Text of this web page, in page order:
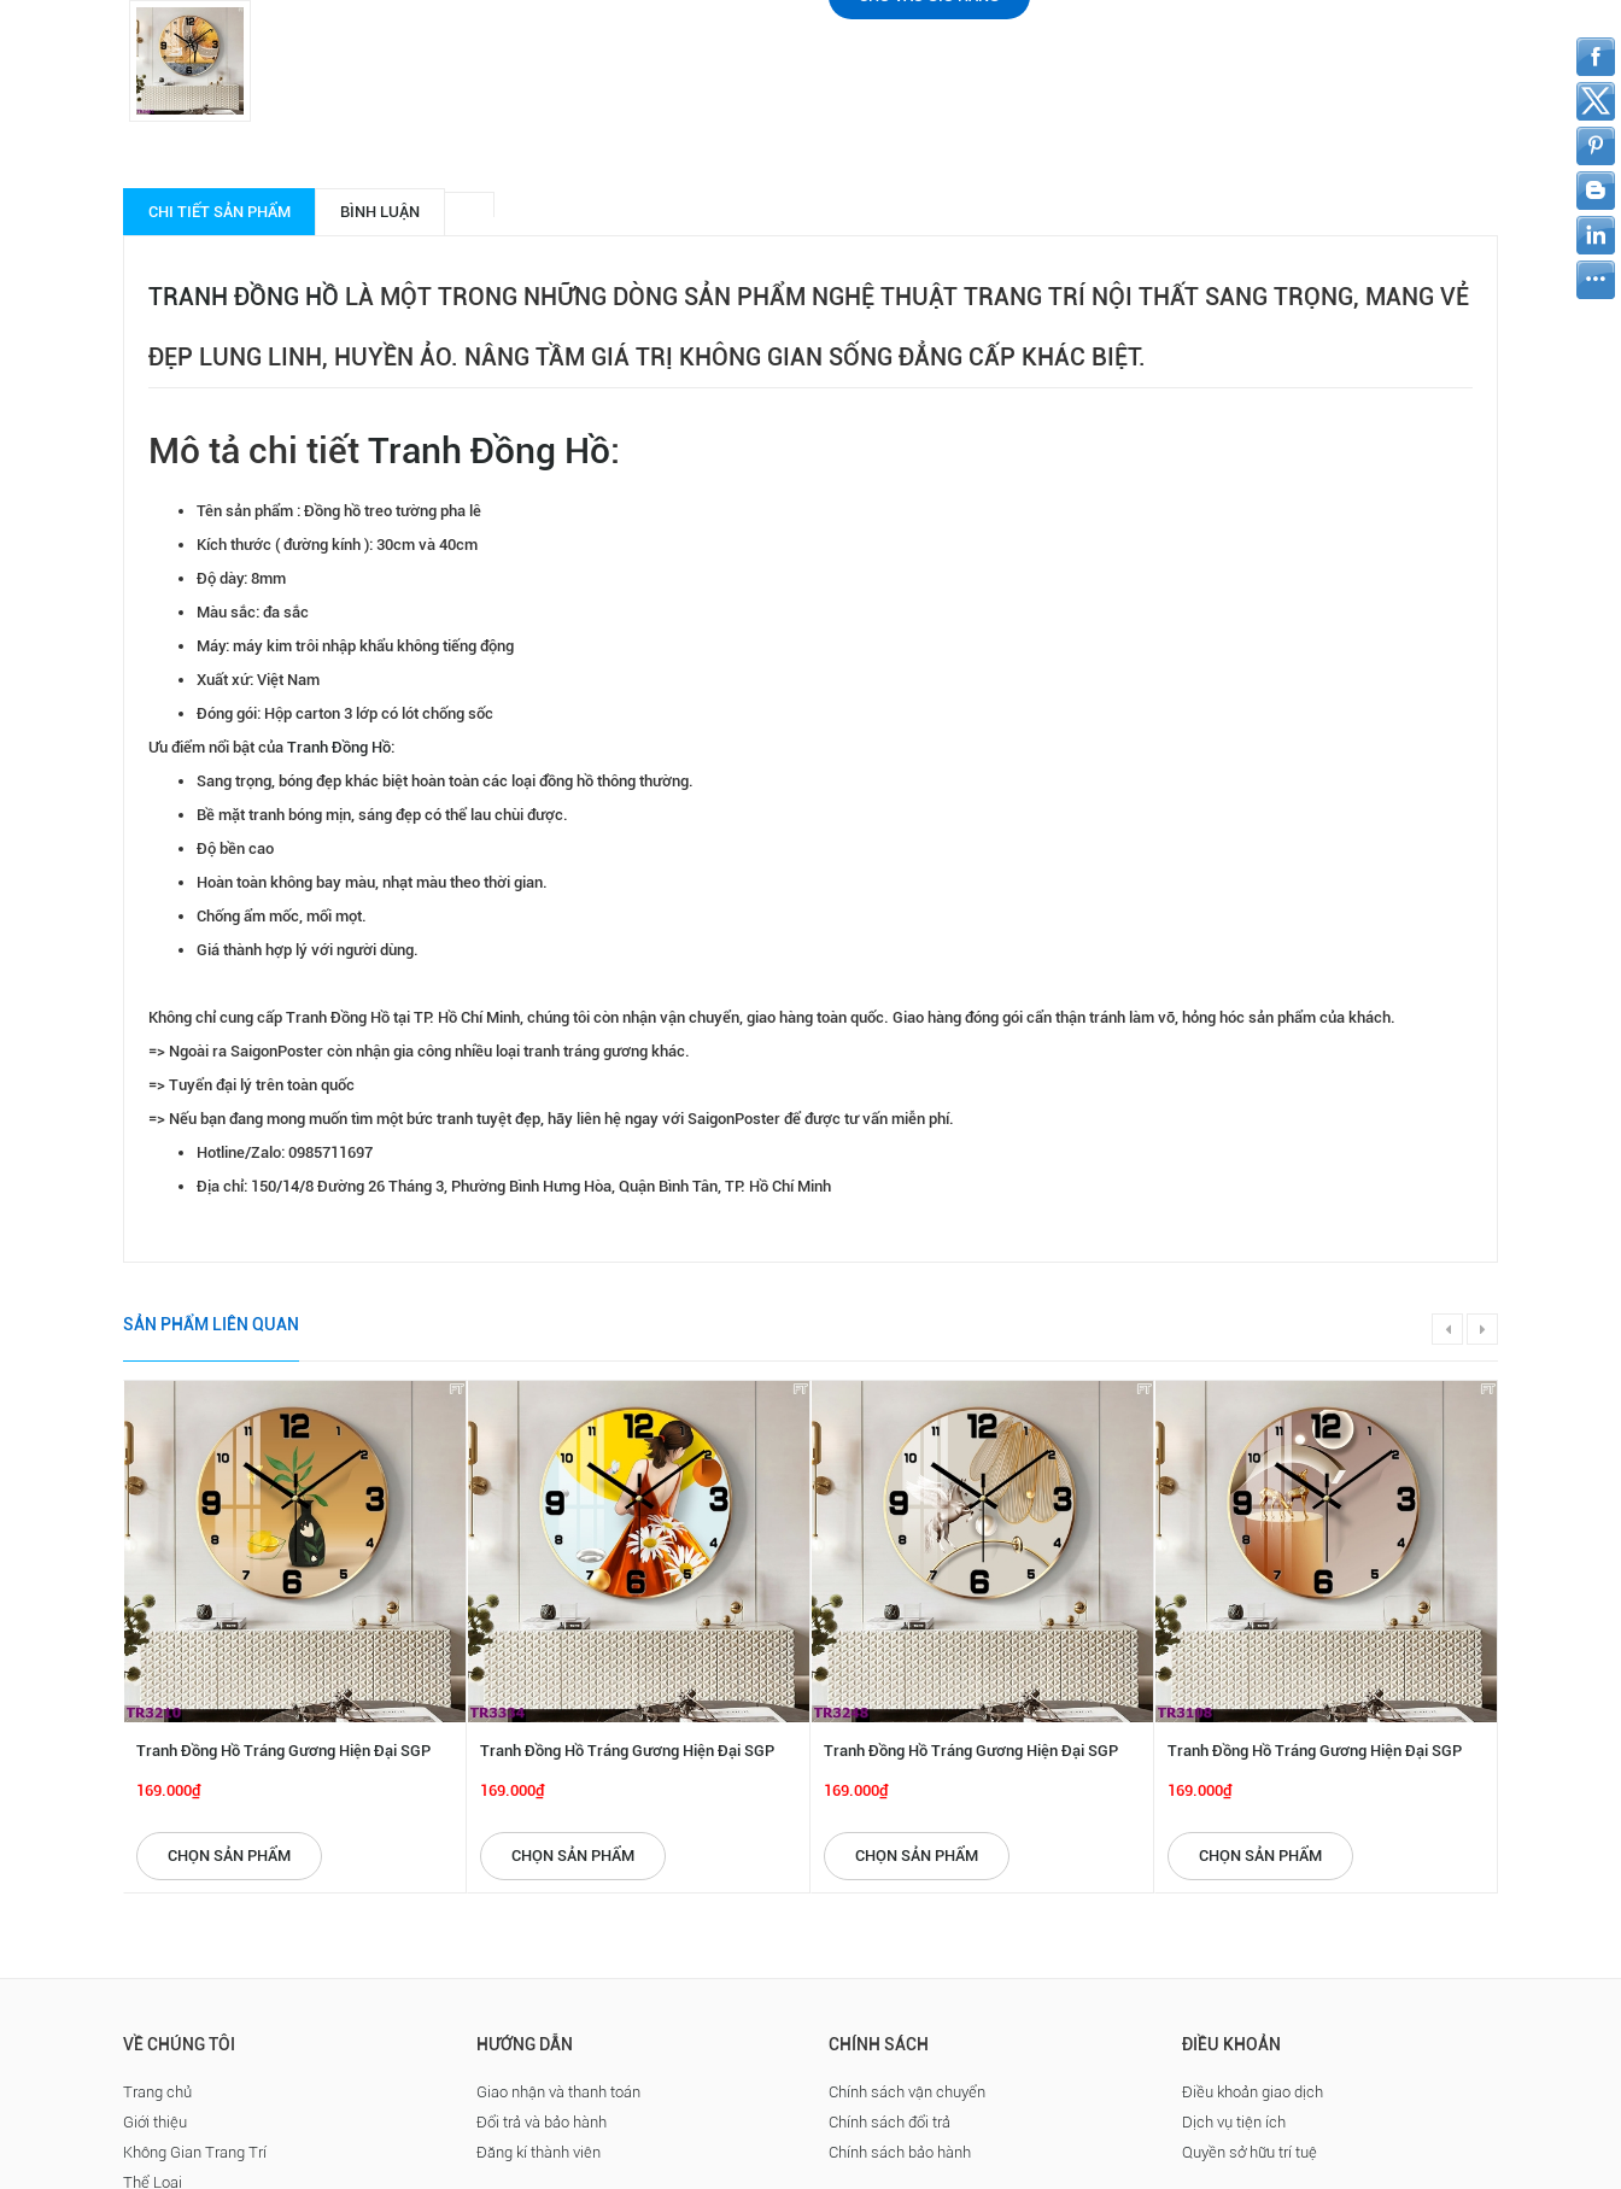
CHI TIẾT SẢN PHẨM BÌNH LUẬN
TRANH ĐỒNG HỒ LÀ MỘT TRONG NHỮNG DÒNG SẢN PHẨM NGHỆ THUẬT TRANG TRÍ NỘI THẤT SANG TRỌNG, MANG VẺ
ĐẸP LUNG LINH, HUYỀN ẢO. NÂNG TẦM GIÁ TRỊ KHÔNG GIAN SỐNG ĐẲNG CẤP KHÁC BIỆT.
Mô tả chi tiết Tranh Đồng Hồ:
Tên sản phẩm : Đồng hồ treo tường pha lê
Kích thước ( đường kính ): 30cm và 40cm
Độ dày: 8mm
Màu sắc: đa sắc
Máy: máy kim trôi nhập khẩu không tiếng động
Xuất xứ: Việt Nam
Đóng gói: Hộp carton 3 lớp có lót chống sốc
Ưu điểm nổi bật của Tranh Đồng Hồ:
Sang trọng, bóng đẹp khác biệt hoàn toàn các loại đồng hồ thông thường.
Bề mặt tranh bóng mịn, sáng đẹp có thể lau chùi được.
Độ bền cao
Hoàn toàn không bay màu, nhạt màu theo thời gian.
Chống ẩm mốc, mối mọt.
Giá thành hợp lý với người dùng.
Không chỉ cung cấp Tranh Đồng Hồ tại TP. Hồ Chí Minh, chúng tôi còn nhận vận chuyển, giao hàng toàn quốc. Giao hàng đóng gói cẩn thận tránh làm vỡ, hỏng hóc sản phẩm của khách.
=> Ngoài ra SaigonPoster còn nhận gia công nhiều loại tranh tráng gương khác.
=> Tuyển đại lý trên toàn quốc
=> Nếu bạn đang mong muốn tìm một bức tranh tuyệt đẹp, hãy liên hệ ngay với SaigonPoster để được tư vấn miễn phí.
Hotline/Zalo: 0985711697
Địa chỉ: 150/14/8 Đường 26 Tháng 3, Phường Bình Hưng Hòa, Quận Bình Tân, TP. Hồ Chí Minh
SẢN PHẨM LIÊN QUAN
Tranh Đồng Hồ Tráng Gương Hiện Đại SGP
3982
169.000₫
CHỌN SẢN PHẨM
Tranh Đồng Hồ Tráng Gương Hiện Đại SGP
3981
169.000₫
CHỌN SẢN PHẨM
Tranh Đồng Hồ Tráng Gương Hiện Đại SGP
3980
169.000₫
CHỌN SẢN PHẨM
Tranh Đồng Hồ Tráng Gương Hiện Đại SGP
3979
169.000₫
CHỌN SẢN PHẨM
VỀ CHÚNG TÔI
Trang chủ
Giới thiệu
Không Gian Trang Trí
Thể Loại
HƯỚNG DẪN
Giao nhận và thanh toán
Đổi trả và bảo hành
Đăng kí thành viên
CHÍNH SÁCH
Chính sách vận chuyển
Chính sách đổi trả
Chính sách bảo hành
ĐIỀU KHOẢN
Điều khoản giao dịch
Dịch vụ tiện ích
Quyền sở hữu trí tuệ